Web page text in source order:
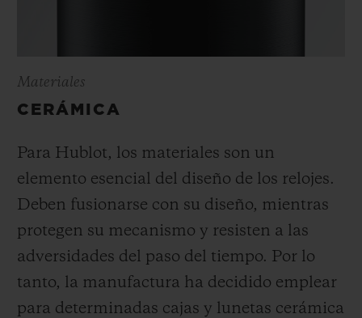
Materiales
CERÁMICA
Para Hublot, los materiales son un
elemento esencial del diseño de los relojes.
Deben fusionarse con su diseño, mientras
protegen su mecanismo y resisten a las
adversidades del paso del tiempo. Por lo
tanto, la manufactura ha decidido emplear
para determinadas cajas y lunetas cerámica